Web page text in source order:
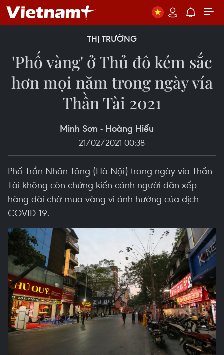
THỊ TRƯỜNG
'Phố vàng' ở Thủ đô kém sắc
hơn mọi năm trong ngày vía
Thần Tài 2021
Minh Sơn - Hoàng Hiếu
21/02/2021 00:38
Phố Trần Nhân Tông (Hà Nội) trong ngày vía Thần
Tài không còn chứng kiến cảnh người dân xếp
hàng dài chờ mua vàng vì ảnh hưởng của dịch
COVID-19.